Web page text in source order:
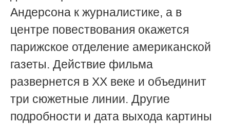
Андерсона к журналистике, а в
центре повествования окажется
парижское отделение американской
газеты. Действие фильма
развернется в XX веке и объединит
три сюжетные линии. Другие
подробности и дата выхода картины